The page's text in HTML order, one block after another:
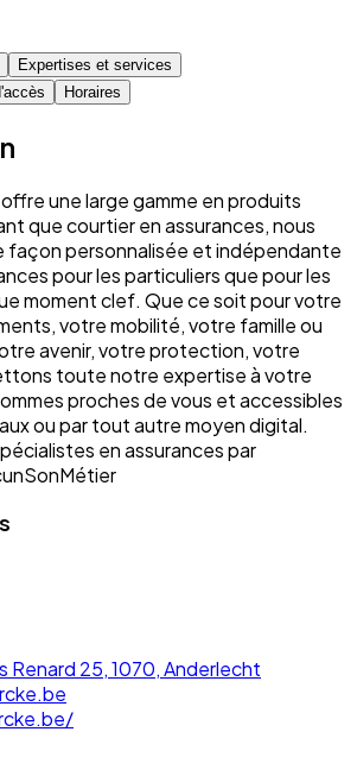
Expertises et services
Horaires
une large gamme en produits
que courtier en assurances, nous
façon personnalisée et indépendante
pour les particuliers que pour les
moment clef. Que ce soit pour votre
votre mobilité, votre famille ou
avenir, votre protection, votre
toute notre expertise à votre
proches de vous et accessibles
ou par tout autre moyen digital.
en assurances par
Renard 25, 1070, Anderlecht